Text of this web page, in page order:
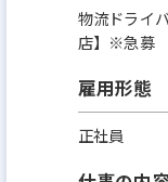
物流ドライ
店】※急募
雇用形態
正社員